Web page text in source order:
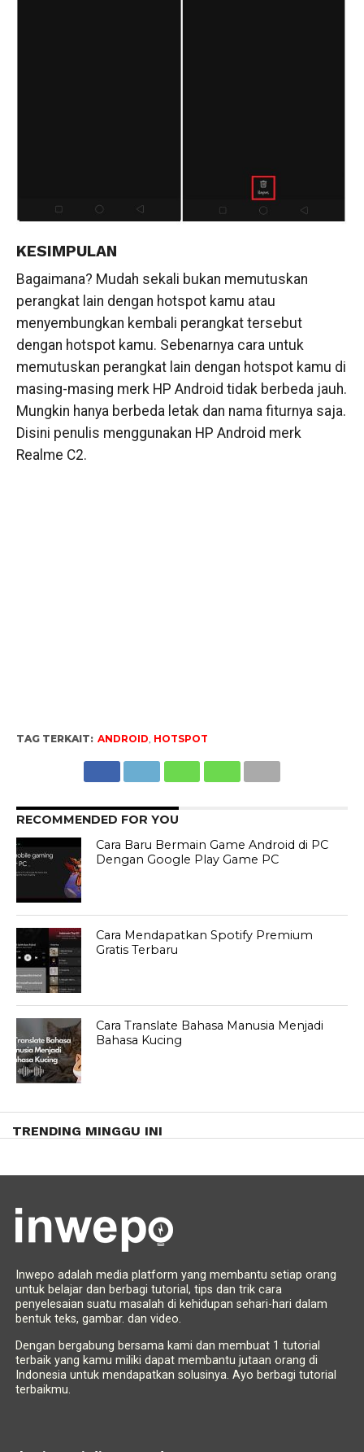
KESIMPULAN
Bagaimana? Mudah sekali bukan memutuskan
perangkat lain dengan hotspot kamu atau
menyembungkan kembali perangkat tersebut
dengan hotspot kamu. Sebenarnya cara untuk
memutuskan perangkat lain dengan hotspot kamu di
masing-masing merk HP Android tidak berbeda jauh.
Mungkin hanya berbeda letak dan nama fiturnya saja.
Disini penulis menggunakan HP Android merk
Realme C2.
TAG TERKAIT: ANDROID HOTSPOT
RECOMMENDED FOR YOU
Cara Baru Bermain Game Android di PC
Dengan Google Play Game PC
Cara Mendapatkan Spotify Premium
Gratis Terbaru
Cara Translate Bahasa Manusia Menjadi
Bahasa Kucing
TRENDING MINGGU INI
Inwepo adalah media platform yang membantu setiap orang
untuk belajar dan berbagi tutorial, tips dan trik cara
penyelesaian suatu masalah di kehidupan sehari-hari dalam
bentuk teks, gambar. dan video.
Dengan bergabung bersama kami dan membuat 1 tutorial
terbaik yang kamu miliki dapat membantu jutaan orang di
Indonesia untuk mendapatkan solusinya. Ayo berbagi tutorial
terbaikmu.